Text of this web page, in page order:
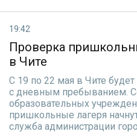
19:42
Проверка
в Чите
С 19 по 22 мая в Чите
с дневным пребыванием.
образовательных
пришкольные лагеря
служба администрации